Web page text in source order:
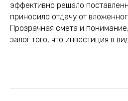
эффективно решало
приносило отдачу от
Прозрачная смета и
залог того, что инвестиция в